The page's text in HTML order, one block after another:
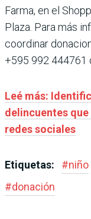
Farma, en el
Plaza. Para más
coordinar
+595 992 444761
Leé más:
delincuentes
redes sociales
Etiquetas: #niño
#donación